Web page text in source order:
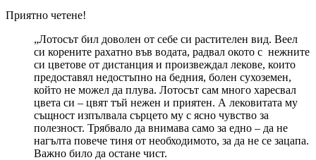
Приятно четене!
„Лотосът бил доволен от себе си растителен вид. Веел
си корените рахатно във водата, радвал окото с нежните
си цветове от дистанция и произвеждал лекове, които
предоставял недостъпно на бедния, болен сухоземен,
който не можел да плува. Лотосът сам много харесвал
цвета си – цвят тъй нежен и приятен. А лековитата му
същност изпълвала сърцето му с ясно чувство за
полезност. Трябвало да внимава само за едно – да не
нагълта повече тиня от необходимото, за да не се зацапа.
Важно било да остане чист.